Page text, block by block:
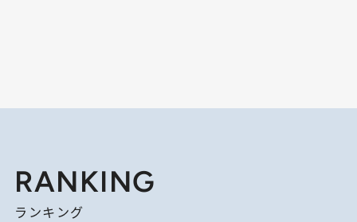
RANKING
ランキング